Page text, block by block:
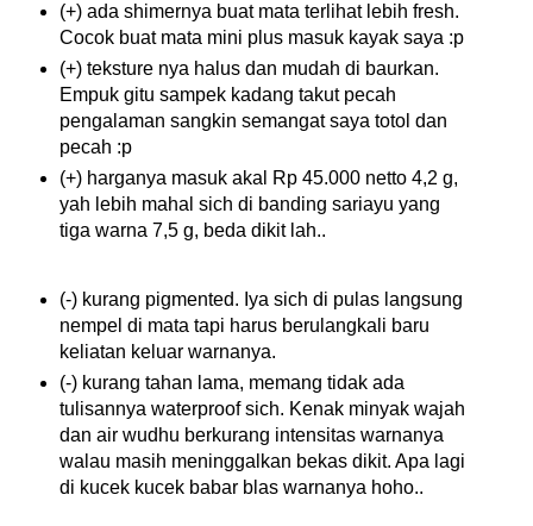
(+) ada shimernya buat mata terlihat lebih fresh.
Cocok buat mata mini plus masuk kayak saya :p
(+) teksture nya halus dan mudah di baurkan.
Empuk gitu sampek kadang takut pecah
pengalaman sangkin semangat saya totol dan
pecah :p
(+) harganya masuk akal Rp 45.000 netto 4,2 g,
yah lebih mahal sich di banding sariayu yang
tiga warna 7,5 g, beda dikit lah..
(-) kurang pigmented. Iya sich di pulas langsung
nempel di mata tapi harus berulangkali baru
keliatan keluar warnanya.
(-) kurang tahan lama, memang tidak ada
tulisannya waterproof sich. Kenak minyak wajah
dan air wudhu berkurang intensitas warnanya
walau masih meninggalkan bekas dikit. Apa lagi
di kucek kucek babar blas warnanya hoho..